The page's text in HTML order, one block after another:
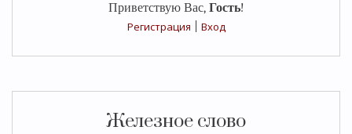
Приветствую Вас, Гость!
Регистрация
Вход
Железное слово